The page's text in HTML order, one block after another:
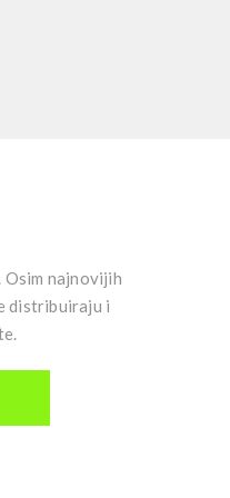
Osim najnovijih
distribuiraju i